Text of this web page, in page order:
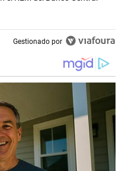
Gestionado por